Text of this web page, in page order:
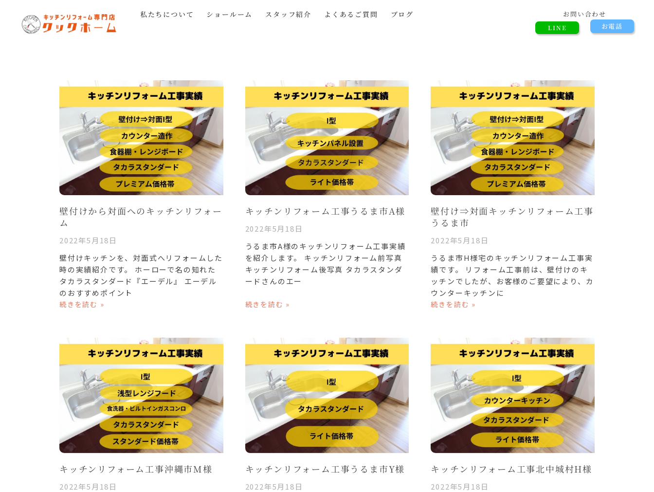
私たちについて ショールーム スタッフ紹介 よくあるご質問 ブログ お問い合わせ
LINE お電話
壁付けから対面へのキッチンリフォー
ム
2022年5月18日
壁付けキッチンを、対面式へリフォームした
時の実績紹介です。 ホーローで名の知れた
タカラスタンダード『エーデル』 エーデル
のおすすめポイント
続きを読む »
キッチンリフォーム工事うるま市A様
2022年5月18日
うるま市A様のキッチンリフォーム工事実績
を紹介します。 キッチンリフォーム前写真
キッチンリフォーム後写真 タカラスタンダ
ードさんのエー
続きを読む »
壁付け⇒対面キッチンリフォーム工事
うるま市
2022年5月18日
うるま市H様宅のキッチンリフォーム工事実
績です。 リフォーム工事前は、壁付けのキ
ッチンでしたが、お客様のご要望により、カ
ウンターキッチンに
続きを読む »
キッチンリフォーム工事沖縄市M様
2022年5月18日
キッチンリフォーム工事うるま市Y様
2022年5月18日
キッチンリフォーム工事北中城村H様
2022年5月18日